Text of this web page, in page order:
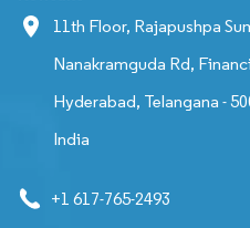
11th Floor, Rajapushpa
Nanakramguda Rd,
Hyderabad, Telangana -
India
+1 617-765-2493